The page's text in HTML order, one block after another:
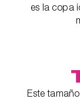
es la copa
Este